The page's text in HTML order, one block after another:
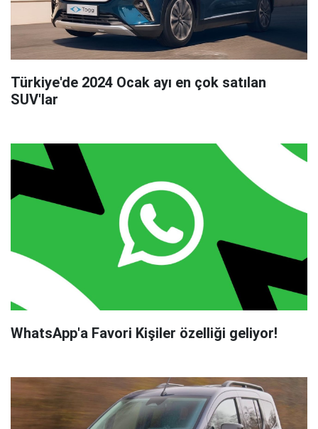
Türkiye'de 2024 Ocak ayı en çok satılan
SUV'lar
WhatsApp'a Favori Kişiler özelliği geliyor!